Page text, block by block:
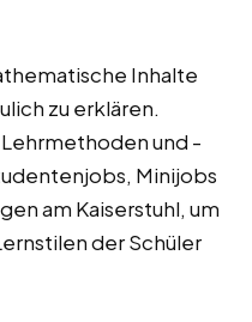
Inhalte
zu erklären.
und -
Minijobs
am Kaiserstuhl, um
der Schüler